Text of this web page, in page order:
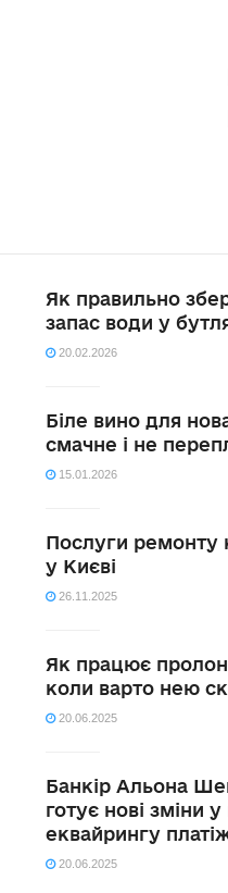
Як правильно
запас води у
20.02.2026
Біле вино для
смачне і не
15.01.2026
Послуги ремонту
у Києві
26.11.2025
Як працює
коли варто нею
20.06.2025
Банкір Альона
готує нові зміни
еквайрингу
20.06.2025